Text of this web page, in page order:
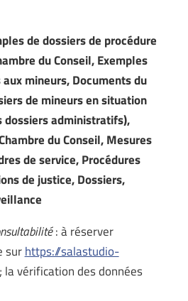
de dossiers de procédure
du Conseil, Exemples
mineurs, Documents du
de mineurs en situation
dossiers administratifs),
du Conseil, Mesures
de service, Procédures
de justice, Dossiers,
: à réserver
surhttps://salastudio-
vérification des données